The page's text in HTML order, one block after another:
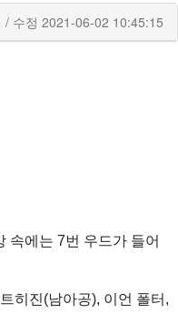
/ 수정 2021-06-02 10:45:15
속에는 7번 우드가 들어
히진(남아공), 이언 폴터,